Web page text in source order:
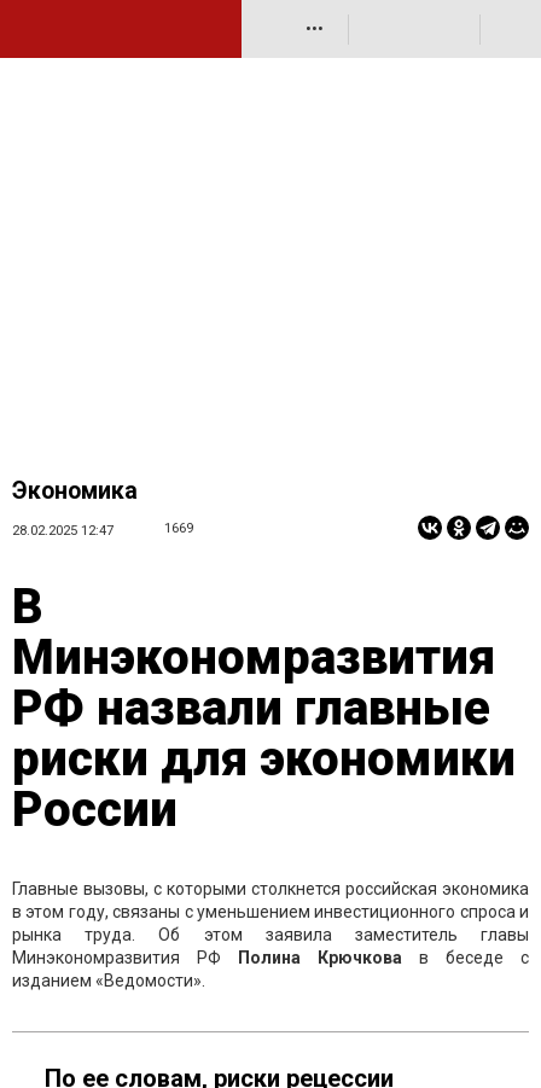
•••
Экономика
28.02.2025 12:47 1669
В
Минэкономразвития
РФ назвали главные
риски для экономики
России
Главные вызовы, с которыми столкнется российская экономика
в этом году, связаны с уменьшением инвестиционного спроса и
рынка труда. Об этом заявила заместитель главы
Минэкономразвития РФ Полина Крючкова в беседе с
изданием «Ведомости».
По ее словам, риски рецессии